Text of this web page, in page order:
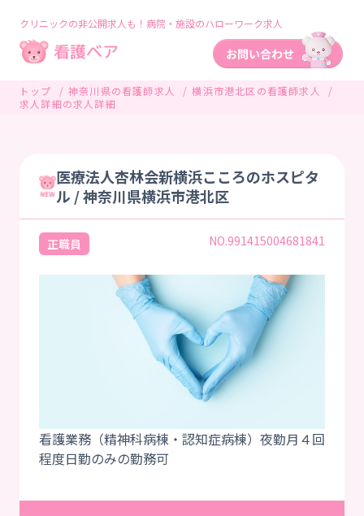
クリニックの非公開求人も！病院・施設のハローワーク求人
トップ 神奈川県の看護師求人
横浜市港北区の看護師求人
求人詳細の求人詳細
医療法人杏林会新横浜こころのホスピタ
ル / 神奈川県横浜市港北区
正職員 NO.991415004681841
看護業務（精神科病棟・認知症病棟）夜勤月４回